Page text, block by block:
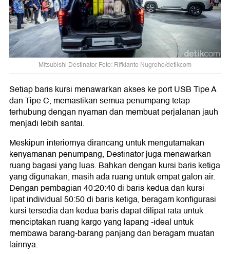
Mitsubishi Destinator Foto: Rifkianto Nugroho/detikcom
Setiap baris kursi menawarkan akses ke port USB Tipe A
dan Tipe C, memastikan semua penumpang tetap
terhubung dengan nyaman dan membuat perjalanan jauh
menjadi lebih santai.
Meskipun interiornya dirancang untuk mengutamakan
kenyamanan penumpang, Destinator juga menawarkan
ruang bagasi yang luas. Bahkan dengan kursi baris ketiga
yang digunakan, masih ada ruang untuk empat galon air.
Dengan pembagian 40:20:40 di baris kedua dan kursi
lipat individual 50:50 di baris ketiga, beragam konfigurasi
kursi tersedia dan kedua baris dapat dilipat rata untuk
menciptakan ruang kargo yang lapang -ideal untuk
membawa barang-barang panjang dan beragam muatan
lainnya.